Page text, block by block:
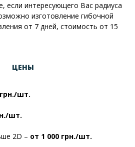
если интересующего Вас радиуса
изготовление гибочной
от 7 дней, стоимость от 15
ЦЕНЫ
шт.
шт.
2D – от 1 000 грн./шт.